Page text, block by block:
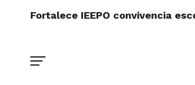
Fortalece IEEPO convivencia